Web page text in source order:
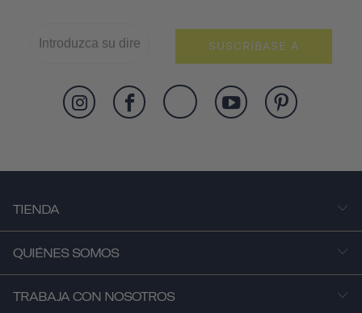
SUSCRÍBASE A
TIENDA
QUIÉNES SOMOS
TRABAJA CON NOSOTROS